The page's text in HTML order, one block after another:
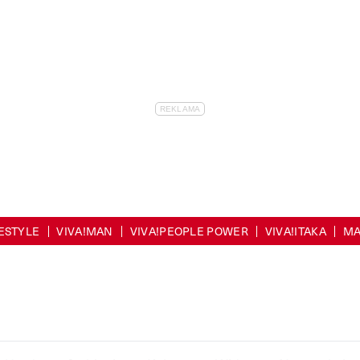
VIVA!MAN VIVA!PEOPLE POWER VIVA!ITAKA